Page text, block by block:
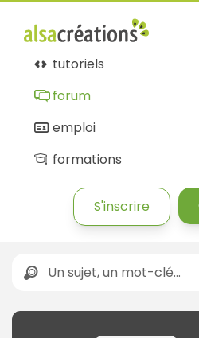
tutoriels
forum
emploi
formations
S'inscrire